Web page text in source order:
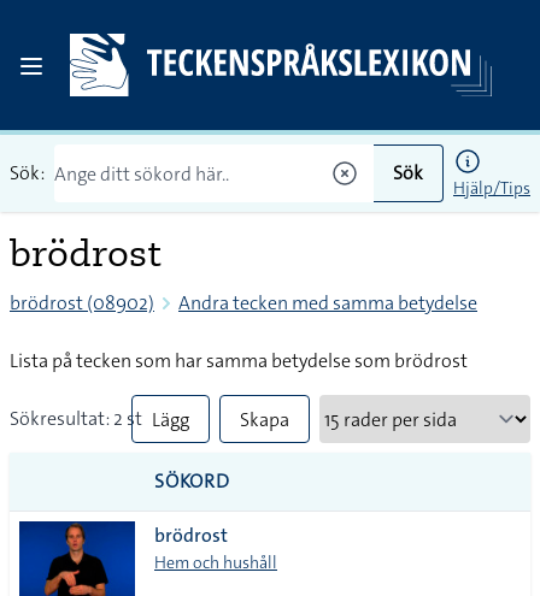
Sök: Sök
Hjälp/Tips
brödrost
brödrost (08902) Andra tecken med samma betydelse
Lista på tecken som har samma betydelse som brödrost
Sökresultat: 2 st Lägg
till
alla i
lista
Skapa
SÖKORD
brödrost
Hem och hushåll